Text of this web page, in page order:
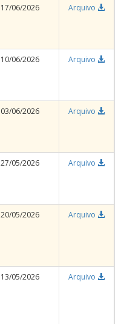
17/06/2026 Arquivo
10/06/2026 Arquivo
03/06/2026 Arquivo
27/05/2026 Arquivo
20/05/2026 Arquivo
13/05/2026 Arquivo